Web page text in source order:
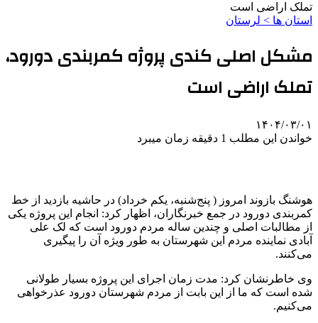
تملک اراضی است
استان ها > لرستان
مشکل اصلی کندی پروژه کمربندی دورود،
تملک اراضی است
۱۴۰۴/۰۳/۰۱
خواندن این مطلب 1 دقیقه زمان میبرد
هوشنگ بازوند امروز ( پنج‌شنبه، یکم خرداد) در حاشیه بازدید از خط
کمربندی دورود در جمع خبرنگاران، اظهار کرد: انجام این پروژه یکی
از مطالبات اصلی و چندین ساله مردم دورود است که لک علی
آبادی نماینده مردم این شهرستان به طور ویژه آن را پیگیری
می‌کنند.
وی خاطرنشان کرد: مدت زمان اجرای این پروژه بسیار طولانی
شده است که ما از این بابت از مردم شهرستان دورود عذرخواهی
می‌کنیم.